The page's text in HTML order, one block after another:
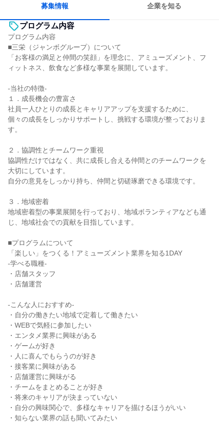
募集情報 企業を知る
プログラム内容
プログラム内容
■三栄（ジャンボグループ）について
「お客様の満足と仲間の笑顔」を理念に、アミューズメント、フ
ィットネス、飲食など多様な事業を展開しています。
-当社の特徴-
１．成長機会の豊富さ
社員一人ひとりの成長とキャリアアップを支援するために、
個々の成長をしっかりサポートし、挑戦する環境が整っておりま
す。
２．協調性とチームワーク重視
協調性だけではなく、共に成長し合える仲間とのチームワークを
大切にしています。
自分の意見をしっかり持ち、仲間と切磋琢磨できる環境です。
３．地域密着
地域密着型の事業展開を行っており、地域ボランティアなども通
じ、地域社会での貢献を目指しています。
■プログラムについて
「楽しい」をつくる！アミューズメント業界を知る1DAY
-学べる職種-
・店舗スタッフ
・店舗運営
-こんな人におすすめ-
・自分の働きたい地域で定着して働きたい
・WEBで気軽に参加したい
・エンタメ業界に興味がある
・ゲームが好き
・人に喜んでもらうのが好き
・接客業に興味がある
・店舗運営に興味がる
・チームをまとめることが好き
・将来のキャリアが決まっていない
・自分の興味関心で、多様なキャリアを描けるほうがいい
・知らない業界の話も聞いてみたい